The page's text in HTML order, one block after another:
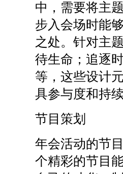
中，需要将主
步入会场时能
之处。针对主
待生命；追逐
等，这些设计
具参与度和持
节目策划
年会活动的节
个精彩的节目